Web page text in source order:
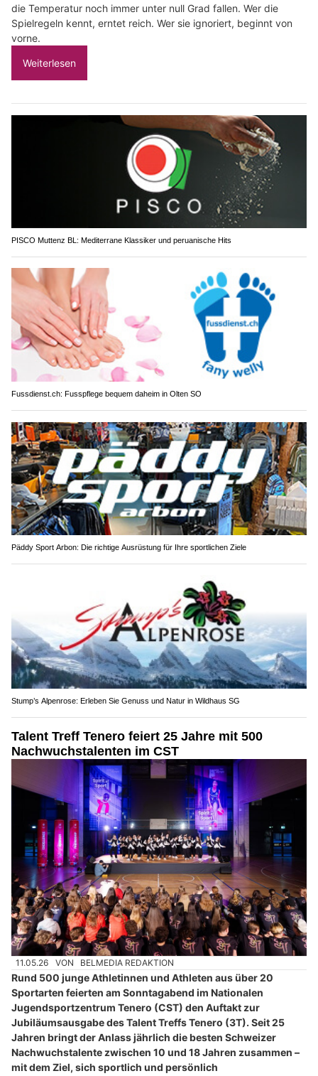
die Temperatur noch immer unter null Grad fallen. Wer die
Spielregeln kennt, erntet reich. Wer sie ignoriert, beginnt von
vorne.
Weiterlesen
PISCO Muttenz BL: Mediterrane Klassiker und peruanische Hits
Fussdienst.ch: Fusspflege bequem daheim in Olten SO
Päddy Sport Arbon: Die richtige Ausrüstung für Ihre sportlichen Ziele
Stump’s Alpenrose: Erleben Sie Genuss und Natur in Wildhaus SG
Talent Treff Tenero feiert 25 Jahre mit 500
Nachwuchstalenten im CST
11.05.26 VON BELMEDIA REDAKTION
Rund 500 junge Athletinnen und Athleten aus über 20
Sportarten feierten am Sonntagabend im Nationalen
Jugendsportzentrum Tenero (CST) den Auftakt zur
Jubiläumsausgabe des Talent Treffs Tenero (3T). Seit 25
Jahren bringt der Anlass jährlich die besten Schweizer
Nachwuchstalente zwischen 10 und 18 Jahren zusammen –
mit dem Ziel, sich sportlich und persönlich